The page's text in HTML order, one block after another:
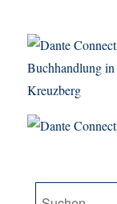
Dante
Suche